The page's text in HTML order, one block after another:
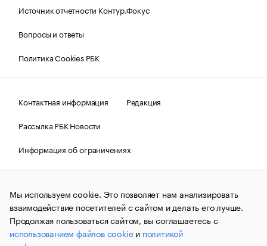
Источник отчетности Контур.Фокус
Вопросы и ответы
Политика Cookies РБК
Контактная информация
Редакция
Рассылка РБК Новости
Информация об ограничениях
Правовая информация
О соблюдении авторских прав
© АО «РОСБИЗНЕСКОНСАЛТИНГ»,1995–2026.Сообщения
и материалы информационного агентства «РБК»
(зарегистрировано Федеральной службой по надзору в сфере
связи, информационных технологий и массовых
коммуникаций (Роскомнадзор) 09.12.2015 за номером ИА
№ФС77-63848) сопровождаются пометкой «РБК». Отдельные
Мы используем cookie. Это позволяет нам анализировать
взаимодействие посетителей с сайтом и делать его лучше.
Продолжая пользоваться сайтом, вы соглашаетесь с
использованием файлов cookieи политикой